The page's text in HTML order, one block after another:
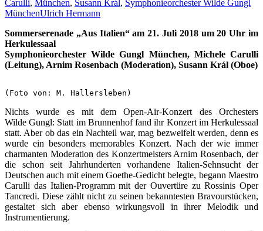
Carulli, München, Susann Král, Symphonieorchester Wilde Gungl
MünchenUlrich Hermann
Sommerserenade „Aus Italien“ am 21. Juli 2018 um 20 Uhr im
Herkulessaal
Symphonieorchester Wilde Gungl München, Michele Carulli
(Leitung), Arnim Rosenbach (Moderation), Susann Král (Oboe)
(Foto von: M. Hallersleben)
Nichts wurde es mit dem Open-Air-Konzert des Orchesters
Wilde Gungl: Statt im Brunnenhof fand ihr Konzert im Herkulessaal
statt. Aber ob das ein Nachteil war, mag bezweifelt werden, denn es
wurde ein besonders memorables Konzert. Nach der wie immer
charmanten Moderation des Konzertmeisters Arnim Rosenbach, der
die schon seit Jahrhunderten vorhandene Italien-Sehnsucht der
Deutschen auch mit einem Goethe-Gedicht belegte, begann Maestro
Carulli das Italien-Programm mit der Ouvertüre zu Rossinis Oper
Tancredi. Diese zählt nicht zu seinen bekanntesten Bravourstücken,
gestaltet sich aber ebenso wirkungsvoll in ihrer Melodik und
Instrumentierung.